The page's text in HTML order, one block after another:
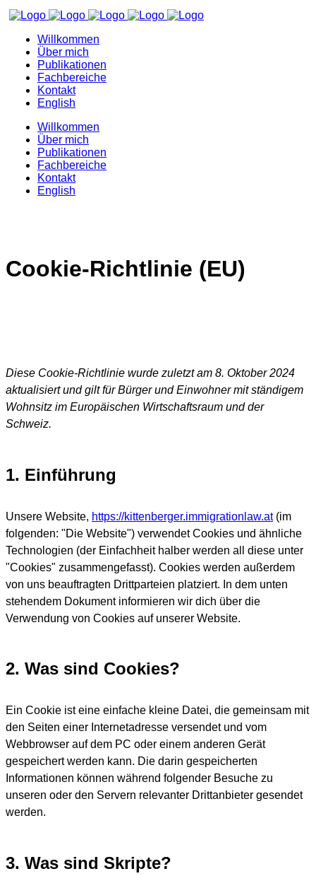
Willkommen
Über mich
Publikationen
Fachbereiche
Kontakt
English
Willkommen
Über mich
Publikationen
Fachbereiche
Kontakt
English
Cookie-Richtlinie (EU)
Diese Cookie-Richtlinie wurde zuletzt am 8. Oktober 2024
aktualisiert und gilt für Bürger und Einwohner mit ständigem
Wohnsitz im Europäischen Wirtschaftsraum und der
Schweiz.
1. Einführung
Unsere Website, https://kittenberger.immigrationlaw.at(im
folgenden: "Die Website") verwendet Cookies und ähnliche
Technologien (der Einfachheit halber werden all diese unter
"Cookies" zusammengefasst). Cookies werden außerdem
von uns beauftragten Drittparteien platziert. In dem unten
stehendem Dokument informieren wir dich über die
Verwendung von Cookies auf unserer Website.
2. Was sind Cookies?
Ein Cookie ist eine einfache kleine Datei, die gemeinsam mit
den Seiten einer Internetadresse versendet und vom
Webbrowser auf dem PC oder einem anderen Gerät
gespeichert werden kann. Die darin gespeicherten
Informationen können während folgender Besuche zu
unseren oder den Servern relevanter Drittanbieter gesendet
werden.
3. Was sind Skripte?